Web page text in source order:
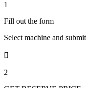
1
Fill out the form
Select machine and submit

2